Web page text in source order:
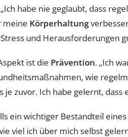
habe nie geglaubt, dass
meine Körperhaltung
und Herausforderungen
ist die Prävention. „Ich
wie
zuvor. Ich habe gelernt,
ein wichtiger Bestandteil
viel ich über mich selbst